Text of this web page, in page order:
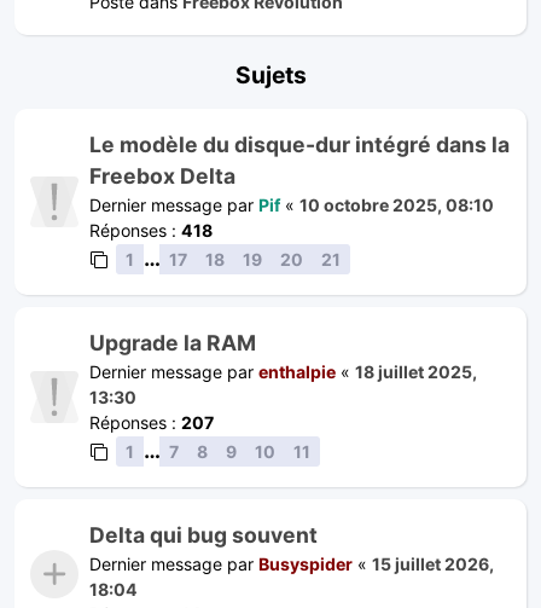
Sujets
Le modèle du disque-dur intégré dans la
Freebox Delta
Dernier message par Pif« 10 octobre 2025, 08:10
Réponses : 418
1
… 17 18 19 20 21
Upgrade la RAM
Dernier message par enthalpie « 18 juillet 2025,
13:30
Réponses : 207
1
… 7 8 9 10 11
Delta qui bug souvent
Dernier message par Busyspider « 15 juillet 2026,
18:04